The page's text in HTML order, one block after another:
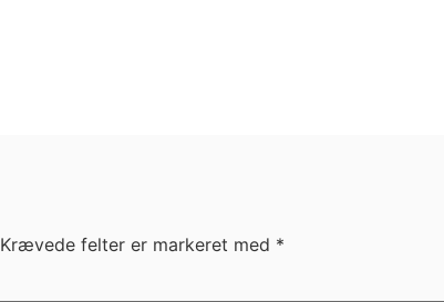
Krævede felter er markeret med *